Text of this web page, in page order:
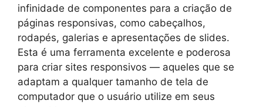
infinidade de componentes para a criação de
páginas responsivas, como cabeçalhos,
rodapés, galerias e apresentações de slides.
Esta é uma ferramenta excelente e poderosa
para criar sites responsivos — aqueles que se
adaptam a qualquer tamanho de tela de
computador que o usuário utilize em seus